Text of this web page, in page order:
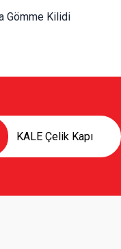
Gömme Kilidi
KALE Çelik Kapı